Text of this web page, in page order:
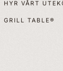
HYR VÅRT
GRILL TABLE®